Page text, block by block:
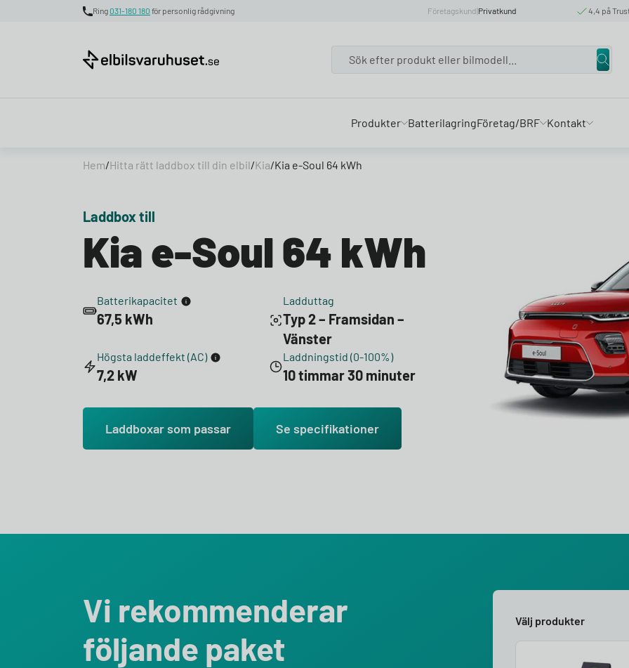
Ring031-180 180 för personlig rådgivning Företagskund|Privatkund 4,4 på
Produkter BatterilagringFöretag/BRF Kontakt
Hem/Hitta rätt laddbox till din elbil/Kia/Kia e-Soul 64 kWh
Laddbox till
Kia e-Soul 64 kWh
Batterikapacitet
67,5 kWh
Ladduttag
Typ 2 – Framsidan –
Vänster
Högsta laddeffekt (AC)
7,2 kW
Laddningstid (0-100%)
10 timmar 30 minuter
Laddboxar som passar Se specifikationer
Vi rekommenderar
följande paket
Välj produkter